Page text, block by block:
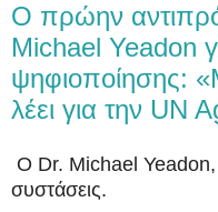
Ο πρώην
Michael Yeadon
ψηφιοποίησης:
λέει για την UN
O Dr. Michael Yeadon,
συστάσεις.